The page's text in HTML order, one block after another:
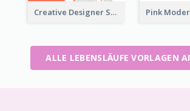
Creative Designer Student Resume
ALLE LEBENSLÄUFE VORLAGEN